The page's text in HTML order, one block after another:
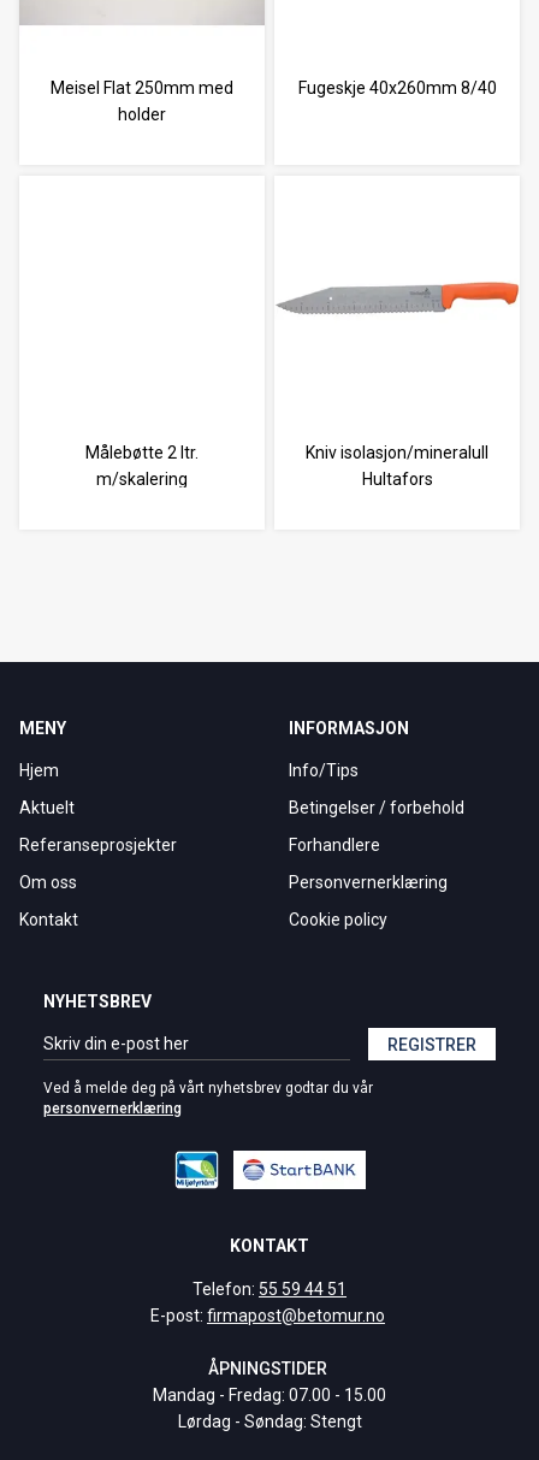
Meisel Flat 250mm med
holder
Fugeskje 40x260mm 8/40
Målebøtte 2 ltr.
m/skalering
Kniv isolasjon/mineralull
Hultafors
MENY
Hjem
Aktuelt
Referanseprosjekter
Om oss
Kontakt
INFORMASJON
Info/Tips
Betingelser / forbehold
Forhandlere
Personvernerklæring
Cookie policy
NYHETSBREV
REGISTRER
Ved å melde deg på vårt nyhetsbrev godtar du vår
personvernerklæring
KONTAKT
Telefon: 55 59 44 51
E-post: firmapost@betomur.no
ÅPNINGSTIDER
Mandag - Fredag: 07.00 - 15.00
Lørdag - Søndag: Stengt